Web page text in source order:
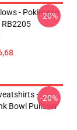
- Pokimane
-20%
-
Bowl Pullover
-20%